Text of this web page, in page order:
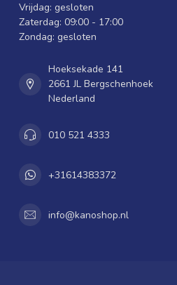
Vrijdag: gesloten
Zaterdag: 09:00 - 17:00
Zondag: gesloten
Hoeksekade 141
2661 JL Bergschenhoek
Nederland
010 521 4333
+31614383372
info@kanoshop.nl